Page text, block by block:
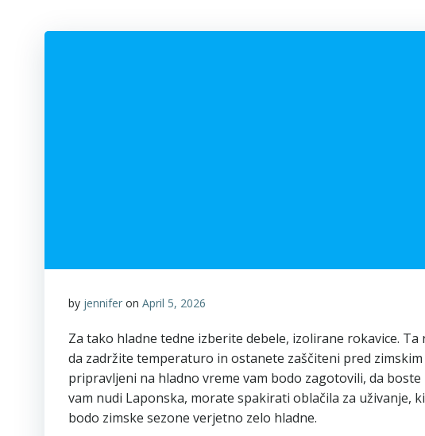
by jennifer on April 5, 2026
Za tako hladne tedne izberite debele, izolirane rokavice.
da zadržite temperaturo in ostanete zaščiteni pred
pripravljeni na hladno vreme vam bodo zagotovili, da
vam nudi Laponska, morate spakirati oblačila za uživanje,
bodo zimske sezone verjetno zelo hladne.